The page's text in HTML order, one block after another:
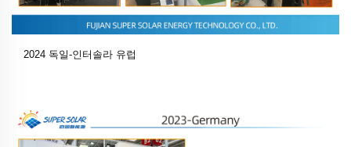
2024 독일-인터솔라 유럽